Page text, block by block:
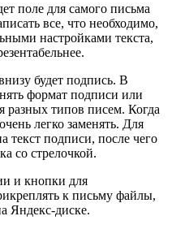
поле для самого письма
все, что необходимо,
настройками текста,
будет подпись. В
формат подписи или
разных типов писем. Когда
легко заменять. Для
подписи, после чего
со стрелочкой.
и кнопки для
к письму файлы,
Яндекс-диске.